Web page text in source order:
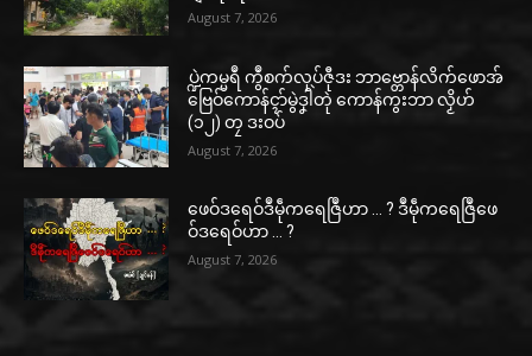
August 7, 2026
ပ္ဍဲကမ္မရဳ ကွဳစက်လုပ်ဇီုဒး ဘာဗ္တောန်လိက်ဖောအ်
ဗြေဝ်ကောန်ၚာ်မွဲဒၞါဲတုဲ ကောန်ကွးဘာ လၟိဟ်
(၁၂) တၠ ဒးဝပ်
August 7, 2026
ဖေဝ်ဒရေဝ်ဒဳမဵုကရေဇြဳဟာ … ? ဒဳမဵုကရေဇြဳဖေ
ဝ်ဒရေဝ်ဟာ … ?
August 7, 2026